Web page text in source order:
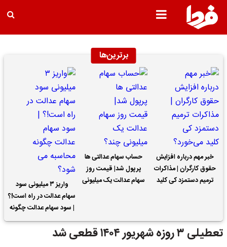
برترین‌ها
خبر مهم درباره افزایش
حقوق کارگران | مذاکرات
ترمیم دستمزد کی کلید
حساب سهام عدالتی ها
پرپول شد| قیمت روز
سهام عدالت یک میلیونی
واریز ۳ میلیونی سود
سهام عدالت در راه است!؟
| سود سهام عدالت چگونه
محاسبه می شود؟
تعطیلی ۳ روزه شهریور ۱۴۰۴ قطعی شد